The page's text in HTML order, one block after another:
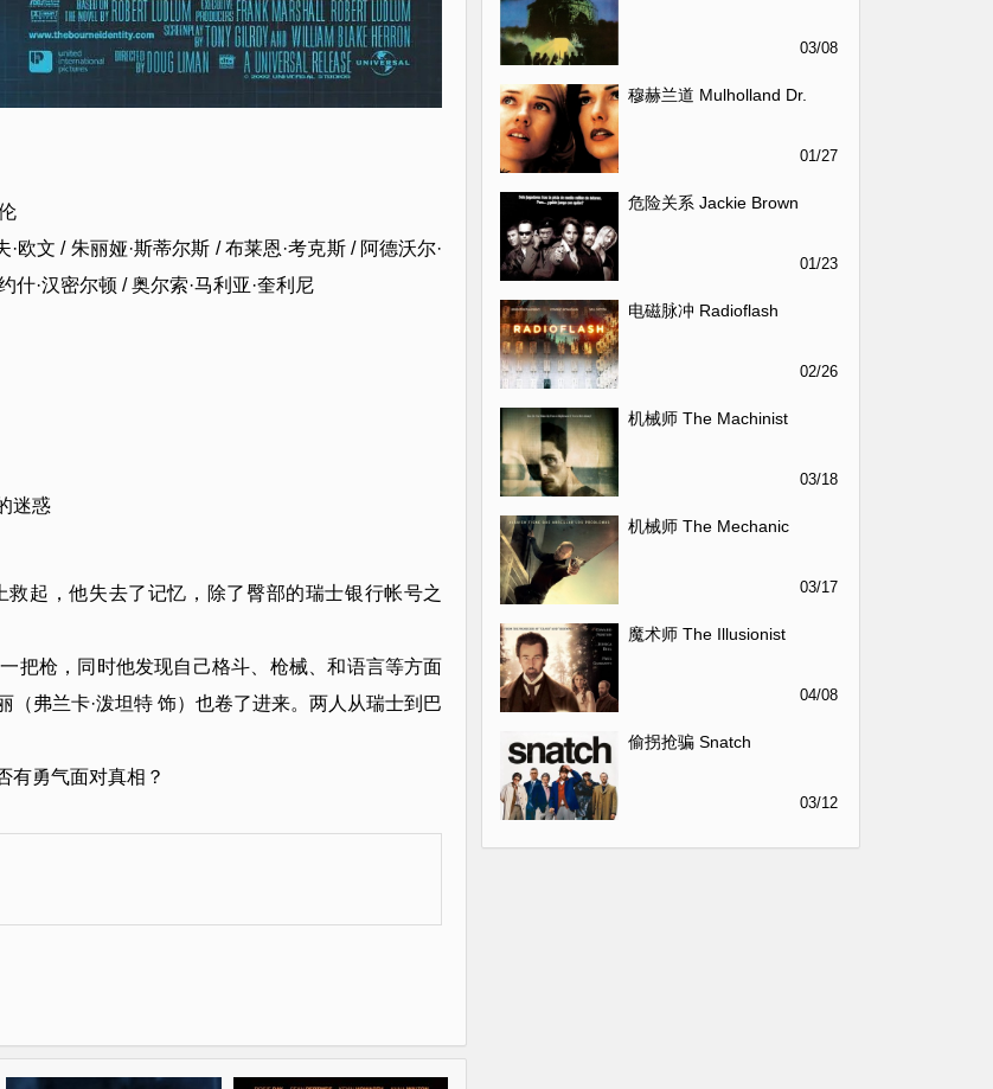
欧文 / 朱丽娅·斯蒂尔斯 / 布莱恩·考克斯 / 阿德沃尔·
什·汉密尔顿 / 奥尔索·马利亚·奎利尼
迷惑
起，他失去了记忆，除了臀部的瑞士银行帐号之
枪，同时他发现自己格斗、枪械、和语言等方面
弗兰卡·泼坦特 饰）也卷了进来。两人从瑞士到巴
勇气面对真相？
03/08
穆赫兰道 Mulholland Dr.
01/27
危险关系 Jackie Brown
01/23
电磁脉冲 Radioflash
02/26
机械师 The Machinist
03/18
机械师 The Mechanic
03/17
魔术师 The Illusionist
04/08
偷拐抢骗 Snatch
03/12